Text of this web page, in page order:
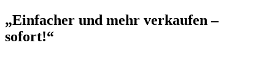
„Einfacher und mehr verkaufen –
sofort!“